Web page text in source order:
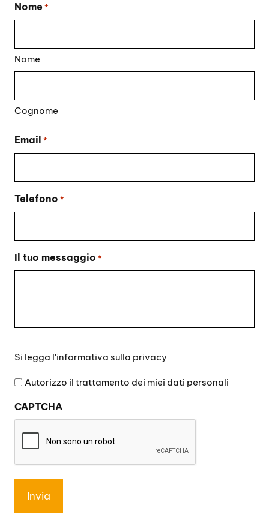
Nome *
Nome
Cognome
Email *
Telefono *
Il tuo messaggio *
legga
l'informativa
privacy
Si legga l'informativa sulla privacy
Autorizzo il trattamento dei miei dati personali
CAPTCHA